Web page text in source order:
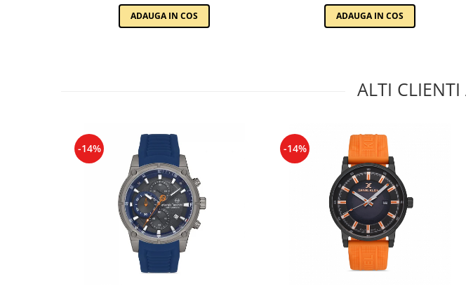
ADAUGA IN COS ADAUGA IN COS
ALTI
-14% -14%